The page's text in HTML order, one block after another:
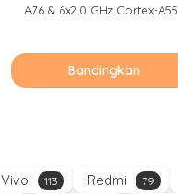
A76 & 6x2.0 GHz Cortex-A55
Bandingkan
Vivo 113 Redmi 79